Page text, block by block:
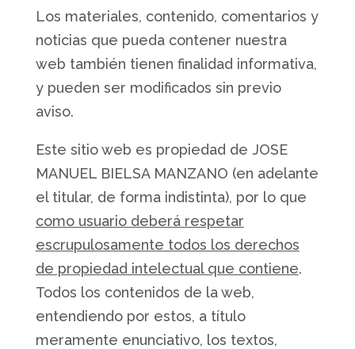
Los materiales, contenido, comentarios y
noticias que pueda contener nuestra
web también tienen finalidad informativa,
y pueden ser modificados sin previo
aviso.
Este sitio web es propiedad de JOSE
MANUEL BIELSA MANZANO (en adelante
el titular, de forma indistinta), por lo que
como usuario deberá respetar
escrupulosamente todos los derechos
de propiedad intelectual que contiene.
Todos los contenidos de la web,
entendiendo por estos, a título
meramente enunciativo, los textos,